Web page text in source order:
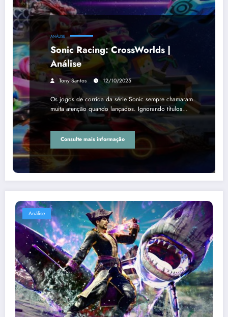
ANÁLISE
Sonic Racing: CrossWorlds |
Análise
Tony Santos 12/10/2025
Os jogos de corrida da série Sonic sempre chamaram
muita atenção quando lançados. Ignorando títulos…
Consulte mais informação
Análise